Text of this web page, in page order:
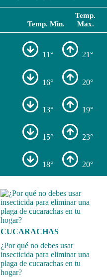
Temp. Min.
Temp.
Max.
11° 21°
16° 20°
13° 19°
15° 23°
18° 20°
CUCARACHAS
¿Por qué no debes usar
insecticida para eliminar una
plaga de cucarachas en tu
hogar?